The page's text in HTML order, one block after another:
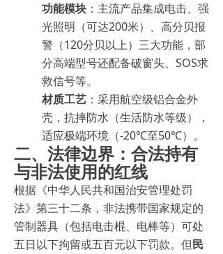
功能模块 ：主流产品集成电击、强
光照明（可达200米）、高分贝报
警（120分贝以上）三大功能，部
分高端型号还配备破窗头、SOS求
救信号等。
材质工艺 ：采用航空级铝合金外
壳，抗摔防水（生活防水等级），
适应极端环境（-20℃至50℃）。
二、法律边界：合法持有
与非法使用的红线
根据《中华人民共和国治安管理处罚
法》第三十二条，非法携带国家规定的
管制器具（包括电击棍、电棒等）可处
五日以下拘留或五百元以下罚款。但民